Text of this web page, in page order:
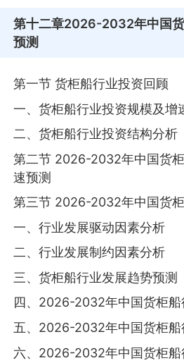
第十二章2026-2032年中国
预测
第一节 货柜船行业投资回顾
一、货柜船行业投资规模及增
二、货柜船行业投资结构分析
第二节 2026-2032年中国货
速预测
第三节 2026-2032年中国货
一、行业发展驱动因素分析
二、行业发展制约因素分析
三、货柜船行业发展趋势预测
四、2026-2032年中国货柜船
五、2026-2032年中国货柜船
六、2026-2032年中国货柜船